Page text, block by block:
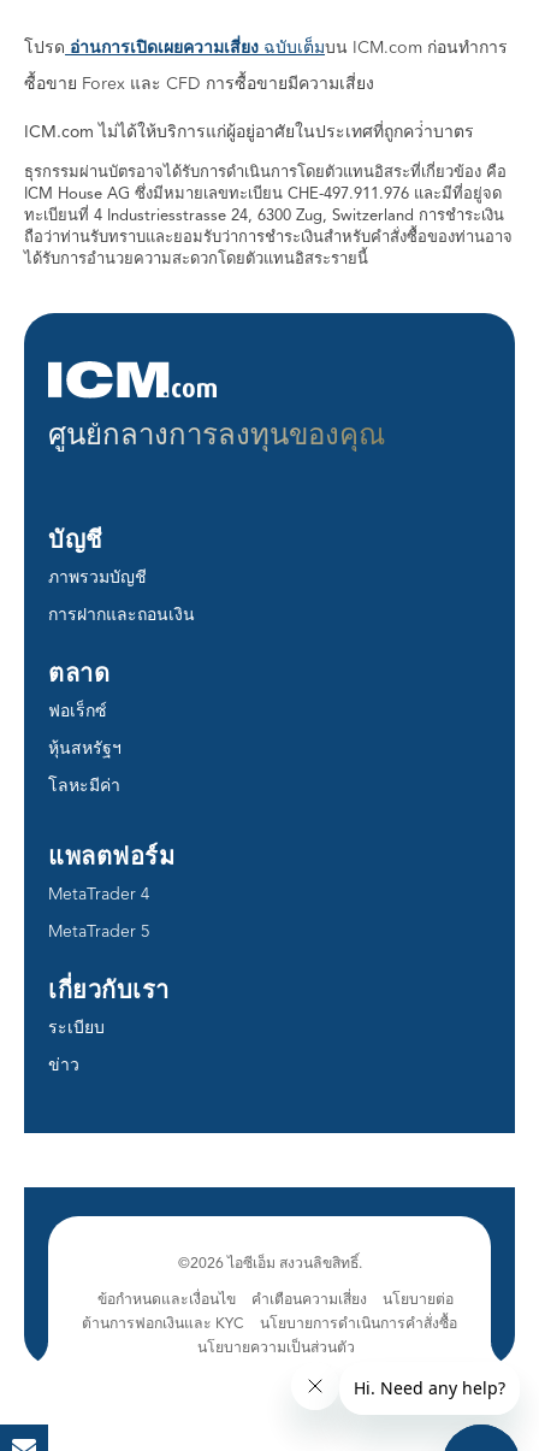
โปรด อ่านการเปิดเผยความเสี่ยง ฉบับเต็มบน ICM.com ก่อนทําการ
ซื้อขาย Forex และ CFD การซื้อขายมีความเสี่ยง
ICM.com ไม่ได้ให้บริการแก่ผู้อยู่อาศัยในประเทศที่ถูกคว่ําบาตร
ธุรกรรมผ่านบัตรอาจได้รับการดำเนินการโดยตัวแทนอิสระที่เกี่ยวข้อง คือ
ICM House AG ซึ่งมีหมายเลขทะเบียน CHE-497.911.976 และมีที่อยู่จด
ทะเบียนที่ 4 Industriesstrasse 24, 6300 Zug, Switzerland การชำระเงิน
ถือว่าท่านรับทราบและยอมรับว่าการชำระเงินสำหรับคำสั่งซื้อของท่านอาจ
ได้รับการอำนวยความสะดวกโดยตัวแทนอิสระรายนี้
ศูนย์กลางการลงทุนของคุณ
บัญชี
ภาพรวมบัญชี
การฝากและถอนเงิน
ตลาด
ฟอเร็กซ์
หุ้นสหรัฐฯ
โลหะมีค่า
แพลตฟอร์ม
MetaTrader 4
MetaTrader 5
เกี่ยวกับเรา
ระเบียบ
ข่าว
©2026 ไอซีเอ็ม สงวนลิขสิทธิ์.
ข้อกำหนดและเงื่อนไข คำเตือนความเสี่ยง
นโยบายต่อ
ต้านการฟอกเงินและ KYC
นโยบายการดำเนินการคำสั่งซื้อ
นโยบายความเป็นส่วนตัว